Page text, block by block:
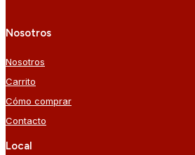
Nosotros
Nosotros
Carrito
Cómo comprar
Contacto
Local